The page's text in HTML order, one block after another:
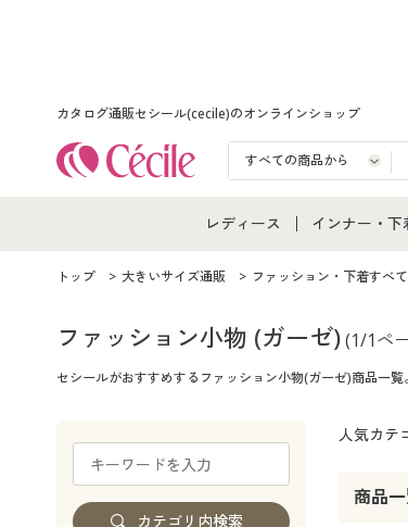
カタログ通販セシール(cecile)のオンラインショップ
レディース
レディース通販すべて
レディースファッション
女性下着
インナー・下
インナー・
女性下着
メンズ下着
ジュニア・
トップ 大きいサイズ通販 ファッション・下着すべて
ファッション小物 (ガーゼ)(1/1ペ
セシールがおすすめするファッション小物(ガーゼ)商品一
人気カテ
商品